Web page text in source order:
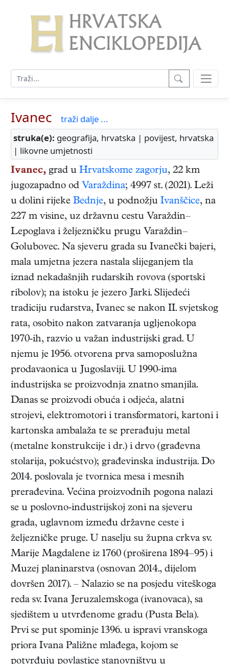
Ivanec
traži dalje ...
struka(e): geografija, hrvatska | povijest, hrvatska
| likovne umjetnosti
Ivanec, grad u Hrvatskome zagorju, 22 km
jugozapadno od Varaždina; 4997 st. (2021). Leži
u dolini rijeke Bednje, u podnožju Ivanščice, na
227 m visine, uz državnu cestu Varaždin–
Lepoglava i željezničku prugu Varaždin–
Golubovec. Na sjeveru grada su Ivanečki bajeri,
mala umjetna jezera nastala slijeganjem tla
iznad nekadašnjih rudarskih rovova (sportski
ribolov); na istoku je jezero Jarki. Slijedeći
tradiciju rudarstva, Ivanec se nakon II. svjetskog
rata, osobito nakon zatvaranja ugljenokopa
1970-ih, razvio u važan industrijski grad. U
njemu je 1956. otvorena prva samoposlužna
prodavaonica u Jugoslaviji. U 1990-ima
industrijska se proizvodnja znatno smanjila.
Danas se proizvodi obuća i odjeća, alatni
strojevi, elektromotori i transformatori, kartoni i
kartonska ambalaža te se prerađuju metal
(metalne konstrukcije i dr.) i drvo (građevna
stolarija, pokućstvo); građevinska industrija. Do
2014. poslovala je tvornica mesa i mesnih
prerađevina. Većina proizvodnih pogona nalazi
se u poslovno-industrijskoj zoni na sjeveru
grada, uglavnom između državne ceste i
željezničke pruge. U naselju su župna crkva sv.
Marije Magdalene iz 1760 (proširena 1894–95) i
Muzej planinarstva (osnovan 2014., dijelom
dovršen 2017). – Nalazio se na posjedu viteškoga
reda sv. Ivana Jeruzalemskoga (ivanovaca), sa
sjedištem u utvrđenome gradu (Pusta Bela).
Prvi se put spominje 1396. u ispravi vranskoga
priora Ivana Paližne mlađega, kojom se
potvrđuju povlastice stanovništvu u